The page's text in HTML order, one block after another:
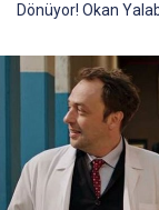
Dönüyor! Okan